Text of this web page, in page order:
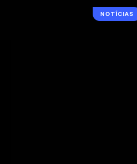
NOTÍCIAS